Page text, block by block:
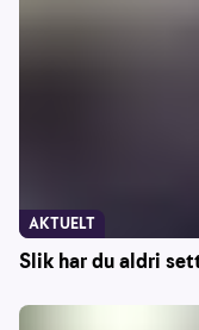
Slik har du aldri
AKTUELT